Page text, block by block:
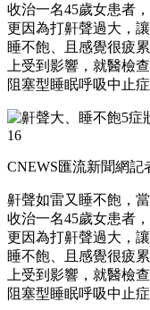
收治一名45歲女患者
更因為打鼾聲過大，
睡不飽、且感覺很疲
上受到影響，就醫檢
阻塞型睡眠呼吸中止症
CNEWS匯流新聞網
鼾聲如雷又睡不飽，
收治一名45歲女患者
更因為打鼾聲過大，
睡不飽、且感覺很疲
上受到影響，就醫檢
阻塞型睡眠呼吸中止症